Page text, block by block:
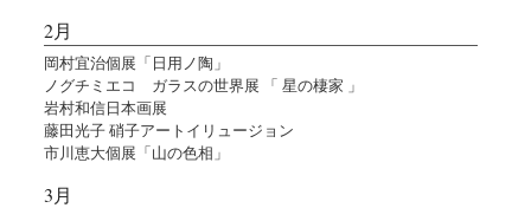
2月
岡村宜治個展「日用ノ陶」
ノグチミエコ ガラスの世界展 「 星の棲家 」
岩村和信日本画展
藤田光子 硝子アートイリュージョン
市川恵大個展「山の色相」
3月